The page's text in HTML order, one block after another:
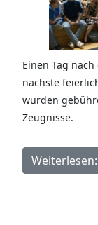
Einen Tag
nächste
wurden
Zeugnisse.